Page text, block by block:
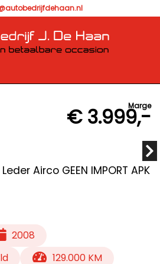
Marge
€ 3.999,-
Airco GEEN IMPORT APK
2008
129.000 KM